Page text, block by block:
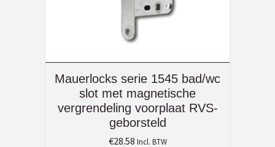
Mauerlocks serie 1545 bad/wc
slot met magnetische
vergrendeling voorplaat RVS-
geborsteld
€28.58 Incl. BTW